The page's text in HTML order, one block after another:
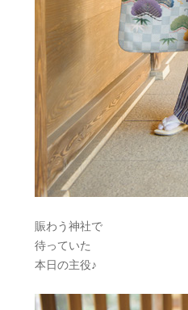
賑わう神社で
待っていた
本日の主役♪